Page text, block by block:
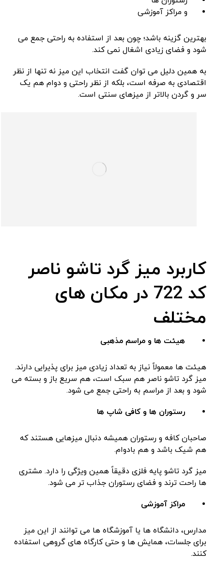
و مراکز آموزشی
بهترین گزینه باشد؛ چون بعد از استفاده به‌ راحتی جمع می
‌شود و فضای زیادی اشغال نمی‌ کند.
به همین دلیل می‌ توان گفت انتخاب این میز نه‌ تنها از نظر
اقتصادی به‌ صرفه است، بلکه از نظر راحتی و دوام هم یک
سر و گردن بالاتر از میزهای سنتی است.
کاربرد میز گرد تاشو ناصر
کد 722 در مکان ‌های
مختلف
هیئت ‌ها و مراسم مذهبی
هیئت ‌ها معمولاً نیاز به تعداد زیادی میز برای پذیرایی دارند.
میز گرد تاشو ناصر هم سبک است، هم سریع باز و بسته می
‌شود و بعد از مراسم به ‌راحتی جمع می ‌شود.
رستوران ‌ها و کافی ‌شاپ ‌ها
صاحبان کافه و رستوران همیشه دنبال میزهایی هستند که
هم شیک باشد و هم بادوام.
میز گرد تاشو پایه فلزی دقیقاً همین ویژگی را دارد. مشتری
‌ها راحت‌ ترند و فضای رستوران جذاب ‌تر می ‌شود.
مراکز آموزشی
مدارس، دانشگاه‌ ها یا آموزشگاه‌ ها می‌ توانند از این میز
برای جلسات، همایش ‌ها و حتی کارگاه ‌های گروهی استفاده
کنند.